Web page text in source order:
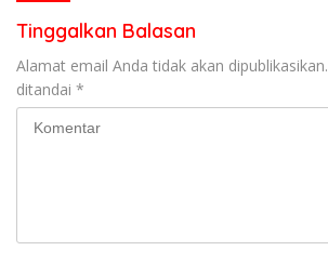
Tinggalkan Balasan
Alamat email Anda tidak akan dipublikasikan.
ditandai *